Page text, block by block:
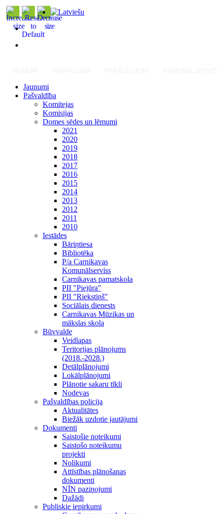
Jaunumi
Pašvaldība
Komitejas
Komisijas
Domes sēdes un lēmumi
2021
2020
2019
2018
2017
2016
2015
2014
2013
2012
2011
2010
Iestādes
Bāriņtiesa
Bibliotēka
P/a Carnikavas
Komunālserviss
Carnikavas pamatskola
PII "Piejūra"
PII "Riekstiņš"
Sociālais dienests
Carnikavas Mūzikas un
mākslas skola
Būvvalde
Veidlapas
Teritorijas plānojums
(2018.-2028.)
Detālplānojumi
Lokālplānojumi
Plānotie sakaru tīkli
Nodevas
Pašvaldības policija
Aktualitātes
Biežāk uzdotie jautājumi
Dokumenti
Saistošie noteikumi
Saistošo noteikumu
projekti
Nolikumi
Attīstības plānošanas
dokumenti
NĪN paziņojumi
Dažādi
Publiskie iepirkumi